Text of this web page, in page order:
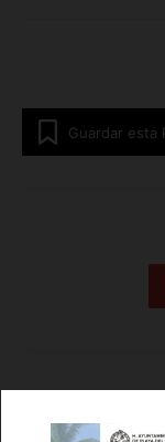
Guardar esta